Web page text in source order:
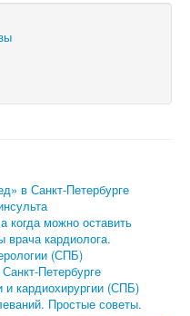
в Санкт-Петербурге
когда можно оставить
врача кардиолога.
(СПБ)
Петербурге
и кардиохирургии (СПБ)
Простые советы.